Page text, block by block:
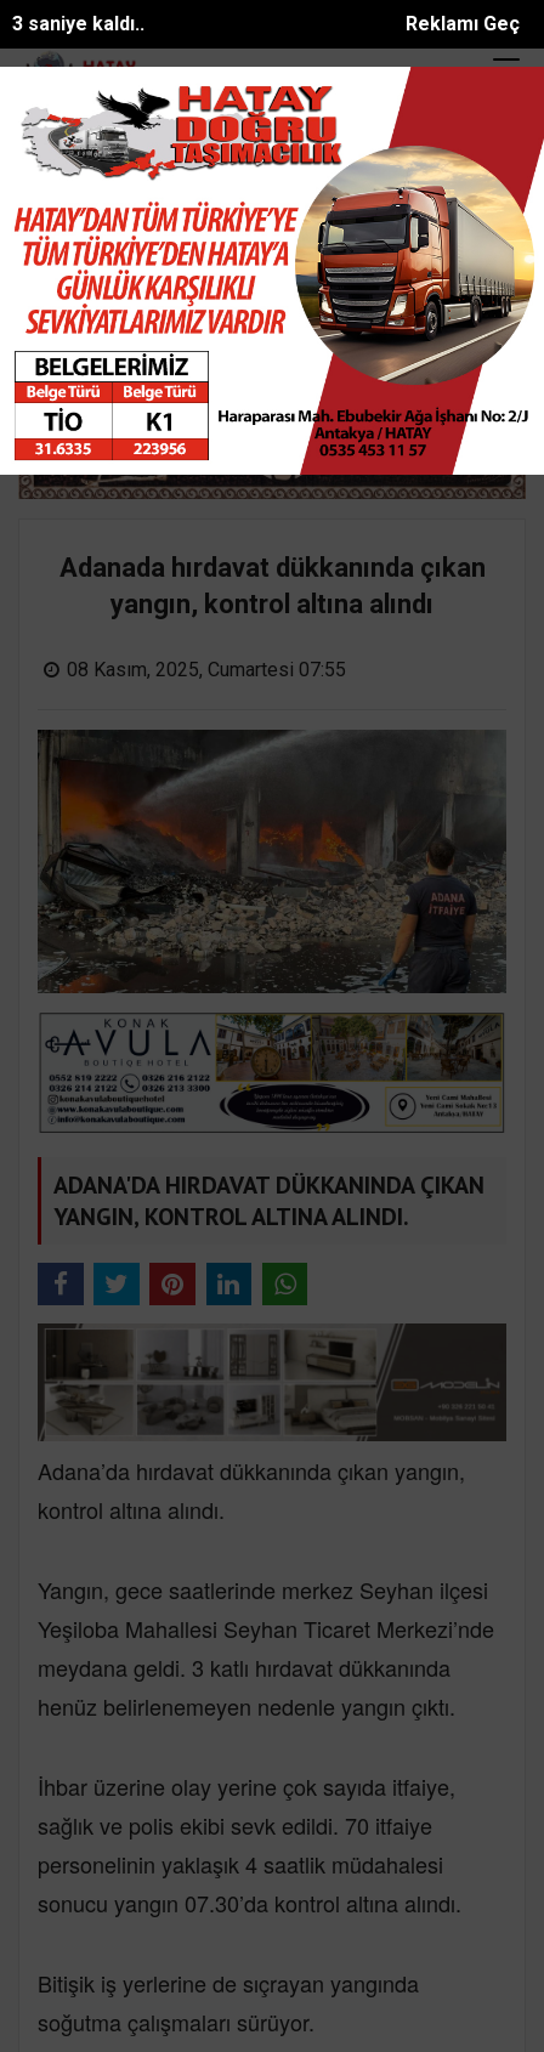
Reklamı Geç
2 saniye kaldı..
SON DAKİKA:
alev aldı, tamirci yangın tü... Yetkili servisin önündeki beyaz
Ana Sayfa ASAYİŞ
Adanada hırdavat dükkanında çıkan
yangın, kontrol altına alındı
08 Kasım, 2025, Cumartesi 07:55
ADANA'DA HIRDAVAT DÜKKANINDA ÇIKAN
YANGIN, KONTROL ALTINA ALINDI.
Adana’da hırdavat dükkanında çıkan yangın,
kontrol altına alındı.
Yangın, gece saatlerinde merkez Seyhan ilçesi
Yeşiloba Mahallesi Seyhan Ticaret Merkezi’nde
meydana geldi. 3 katlı hırdavat dükkanında
henüz belirlenemeyen nedenle yangın çıktı.
İhbar üzerine olay yerine çok sayıda itfaiye,
sağlık ve polis ekibi sevk edildi. 70 itfaiye
personelinin yaklaşık 4 saatlik müdahalesi
sonucu yangın 07.30’da kontrol altına alındı.
Bitişik iş yerlerine de sıçrayan yangında
soğutma çalışmaları sürüyor.